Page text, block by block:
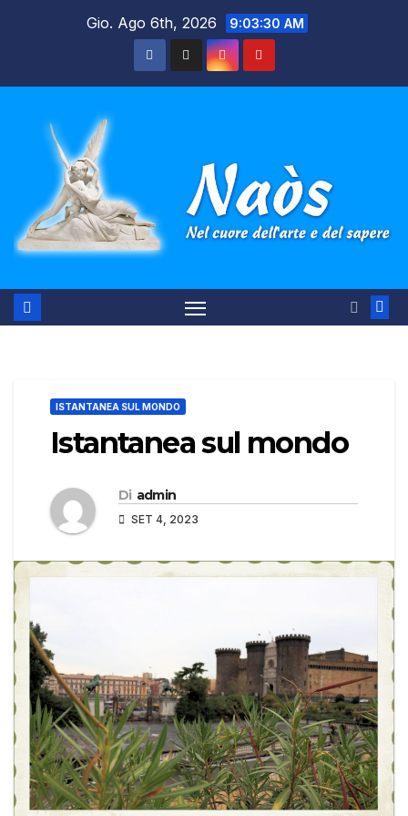
Gio. Ago 6th, 2026 9:03:31 AM
ISTANTANEA SUL MONDO
Istantanea sul mondo
Di admin
SET 4, 2023